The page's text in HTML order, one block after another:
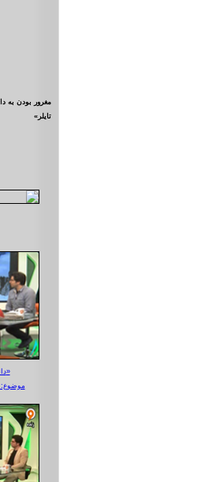
مغرور بودن به
تايلر»
دانلود سومین قسمت «کوه‌گشت»
موضوع: